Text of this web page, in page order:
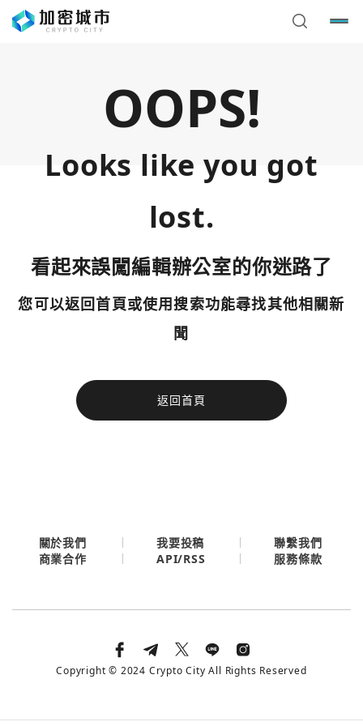
OOPS!
Looks like you got
lost.
看起來誤闖編輯辦公室的你迷路了
您可以返回首頁或使用搜索功能尋找其他相關新
聞
返回首頁
今日熱門
使用以下帳號繼續
您已閒置5分鐘，請點擊關閉按鈕或空白處，即可回到加密
今日熱門
關於我們 我要投稿
聯繫我們
商業合作
API/RSS 服務條款
Copyright © 2024 Crypto City All Rights Reserved